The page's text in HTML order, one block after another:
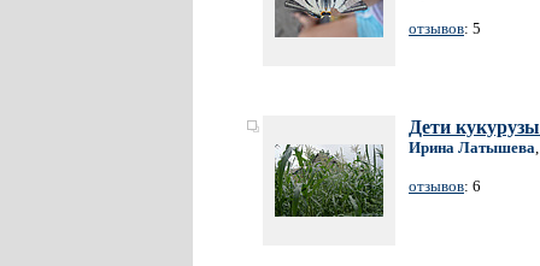
отзывов: 5
Дети
Ирина Латышева
отзывов: 6